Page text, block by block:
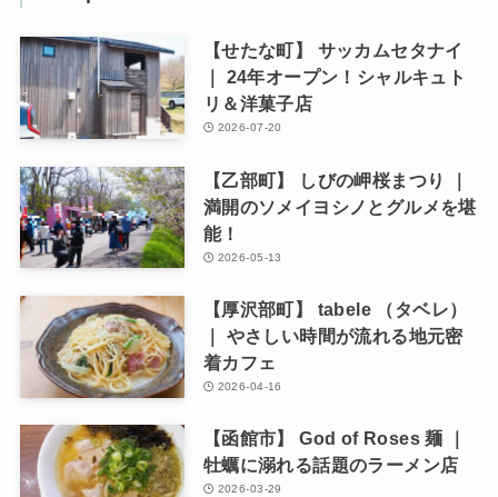
【せたな町】 サッカムセタナイ
｜ 24年オープン！シャルキュト
リ＆洋菓子店
2026-07-20
【乙部町】 しびの岬桜まつり ｜
満開のソメイヨシノとグルメを堪
能！
2026-05-13
【厚沢部町】 tabele （タベレ）
｜ やさしい時間が流れる地元密
着カフェ
2026-04-16
【函館市】 God of Roses 麺 ｜
牡蠣に溺れる話題のラーメン店
2026-03-29